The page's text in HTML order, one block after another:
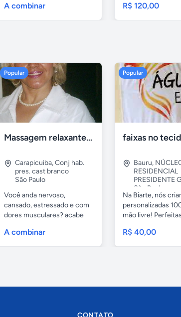
A combinar R$ 120,00
Popular
Massagem relaxante- terapeutica e depilação
Carapicuiba,Conj hab.
pres. cast branco
São Paulo
Você anda nervoso,
cansado, estressado e com
dores musculares? acabe
A combinar
Popular
Bauru,
RESIDENCIAL
PRESIDENTE
São Paulo
Na Biarte, nós
personalizadas
mão livre!
R$ 40,00
CONTATO